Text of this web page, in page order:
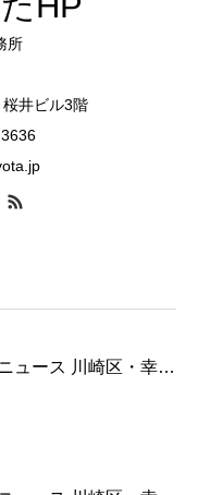
所
井ビル3階
ュース 川崎区・幸…